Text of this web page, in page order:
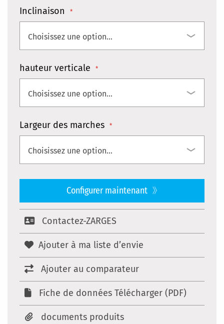
Inclinaison
hauteur verticale
Largeur des marches
Configurer maintenant
Contactez-ZARGES
Ajouter à ma liste d’envie
Ajouter au comparateur
Fiche de données Télécharger (PDF)
documents produits